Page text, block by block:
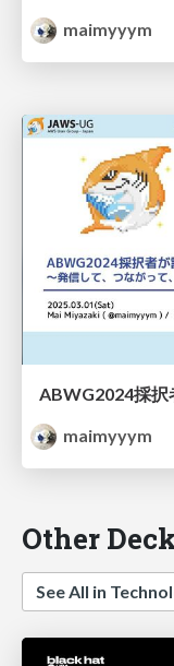
maimyyym
maimyyym
Other
See All in